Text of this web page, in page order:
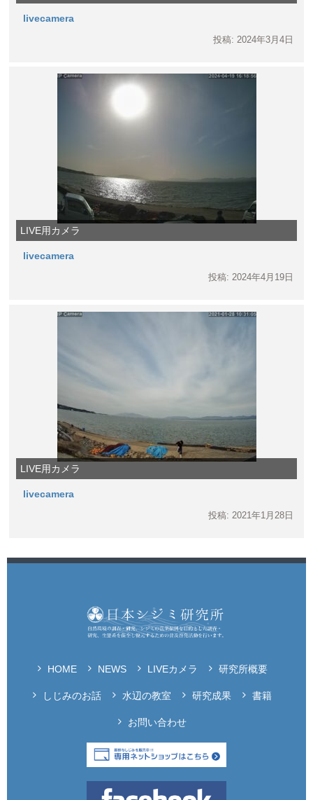
livecamera
投稿: 2024年3月4日
LIVE用カメラ
livecamera
投稿: 2024年4月19日
LIVE用カメラ
livecamera
投稿: 2021年1月28日
HOME NEWS LIVEカメラ 研究所概要
しじみのお話 水辺の教室 研究成果 書籍
お問い合わせ